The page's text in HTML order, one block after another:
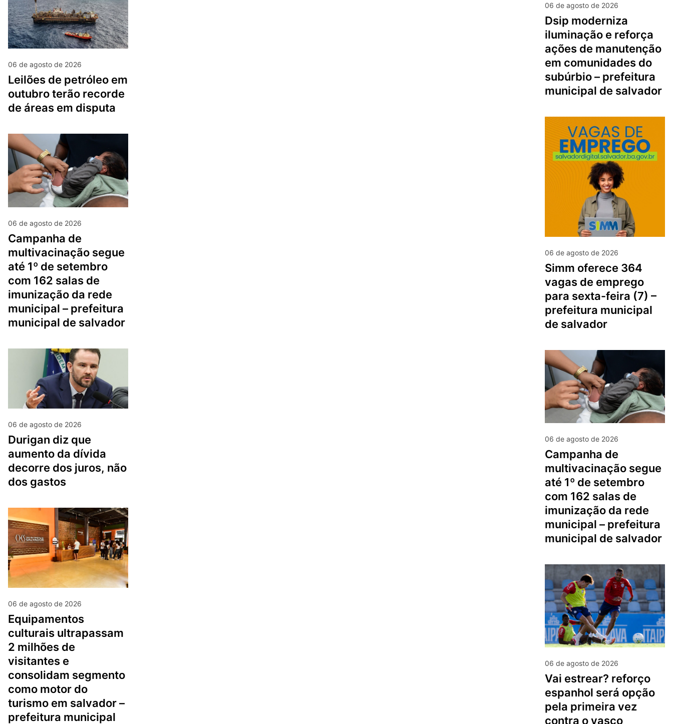
06 de agosto de 2026
leilões de petróleo em
outubro terão recorde
de áreas em disputa
06 de agosto de 2026
campanha de
multivacinação segue
até 1º de setembro
com 162 salas de
imunização da rede
municipal – prefeitura
municipal de salvador
06 de agosto de 2026
durigan diz que
aumento da dívida
decorre dos juros, não
dos gastos
06 de agosto de 2026
equipamentos
culturais ultrapassam
2 milhões de
visitantes e
consolidam segmento
como motor do
turismo em salvador –
prefeitura municipal
06 de agosto de 2026
dsip moderniza
iluminação e reforça
ações de manutenção
em comunidades do
subúrbio – prefeitura
municipal de salvador
06 de agosto de 2026
simm oferece 364
vagas de emprego
para sexta-feira (7) –
prefeitura municipal
de salvador
06 de agosto de 2026
campanha de
multivacinação segue
até 1º de setembro
com 162 salas de
imunização da rede
municipal – prefeitura
municipal de salvador
06 de agosto de 2026
vai estrear? reforço
espanhol será opção
pela primeira vez
contra o vasco